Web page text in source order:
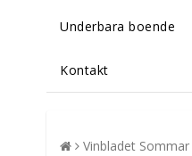
Underbara boende
Kontakt
Vinbladet Sommar